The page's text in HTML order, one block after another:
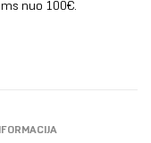
nuo 100€.